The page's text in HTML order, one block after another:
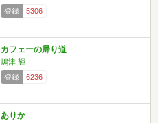
登録
5306
カフェーの帰り道
嶋津 輝
登録
6236
ありか